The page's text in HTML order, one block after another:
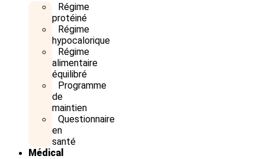
Régime
protéiné
Régime
hypocalorique
Régime
alimentaire
équilibré
Programme
de
maintien
Questionnaire
en
santé
Médical